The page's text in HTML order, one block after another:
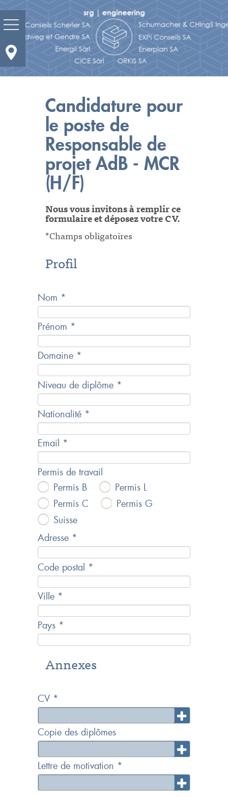
Prestations
Domaines d'activités
Actualité
Portrait
Réalisations
Candidature pour
le poste de
Responsable de
projet AdB - MCR
(H/F)
Nous vous invitons à remplir ce
formulaire et déposez votre CV.
*Champs obligatoires
Profil
Nom *
Prénom *
Domaine *
Niveau de diplôme *
Nationalité *
Email *
Permis de travail
Permis B
Permis L
Permis C
Permis G
Suisse
Adresse *
Code postal *
Ville *
Pays *
Annexes
CV *
Copie des diplômes
Lettre de motivation *